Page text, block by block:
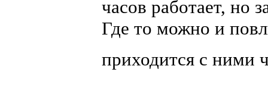
часов работает, но
Где то можно и
приходится с ними